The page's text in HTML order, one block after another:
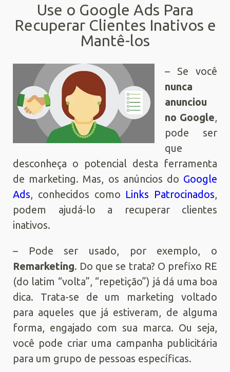
Use o Google Ads Para
Recuperar Clientes Inativos e
Mantê-los
– Se você
nunca
anunciou
no Google,
pode ser
que
desconheça o potencial desta ferramenta
de marketing. Mas, os anúncios do Google
Ads, conhecidos como Links Patrocinados,
podem ajudá-lo a recuperar clientes
inativos.
– Pode ser usado, por exemplo, o
Remarketing. Do que se trata? O prefixo RE
(do latim “volta”, “repetição”) já dá uma boa
dica. Trata-se de um marketing voltado
para aqueles que já estiveram, de alguma
forma, engajado com sua marca. Ou seja,
você pode criar uma campanha publicitária
para um grupo de pessoas específicas.